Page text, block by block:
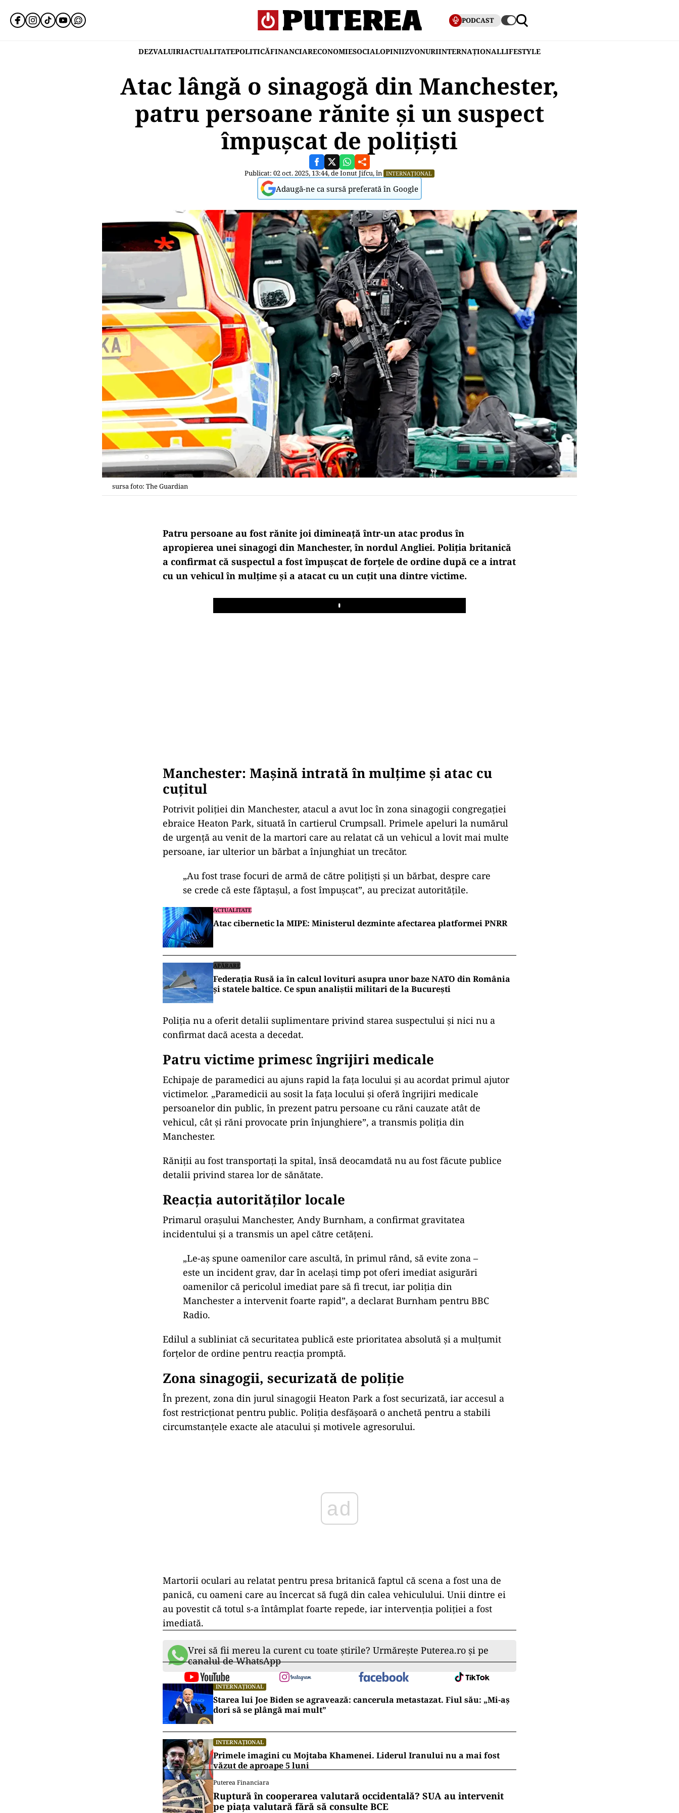
PODCAST
DEZVALUIRIACTUALITATEPOLITICĂFINANCIARECONOMIESOCIALOPINIIZVONURIINTERNAȚIONALLIFESTYLE
Atac lângă o sinagogă din Manchester,
patru persoane rănite și un suspect
împușcat de polițiști
Publicat: 02 oct. 2025, 13:44, deIonut Jifcu, în INTERNAȚIONAL
Adaugă-ne ca sursă preferată în Google
sursa foto: The Guardian
Patru persoane au fost rănite joi dimineață într-un atac produs în
apropierea unei sinagogi din Manchester, în nordul Angliei. Poliția britanică
a confirmat că suspectul a fost împușcat de forțele de ordine după ce a intrat
cu un vehicul în mulțime și a atacat cu un cuțit una dintre victime.
Play
Manchester: Mașină intratăîn mulțime și atac cu
cuțitul
Potrivit poliției din Manchester, atacul a avut loc în zona sinagogii congregației
ebraice Heaton Park, situată în cartierul Crumpsall. Primele apeluri la numărul
de urgență au venit de la martori care au relatat că un vehicul a lovit mai multe
persoane, iar ulterior un bărbat a înjunghiat un trecător.
„Au fost trase focuri de armă de către polițiști și un bărbat, despre care
se crede că este făptașul, a fost împușcat”, au precizat autoritățile.
ACTUALITATE
Atac cibernetic la MIPE: Ministerul dezminte afectarea platformei PNRR
APĂRARE
Federația Rusă ia în calcul lovituri asupra unor baze NATO din România
și statele baltice. Ce spun analiștii militari de la București
Poliția nu a oferit detalii suplimentare privind starea suspectului și nici nu a
confirmat dacă acesta a decedat.
Patru victime primescîngrijiri medicale
Echipaje de paramedici au ajuns rapid la fața locului și au acordat primul ajutor
victimelor. „Paramedicii au sosit la fața locului și oferă îngrijiri medicale
persoanelor din public, în prezent patru persoane cu răni cauzate atât de
vehicul, cât și răni provocate prin înjunghiere”, a transmis poliția din
Manchester.
Răniții au fost transportați la spital, însă deocamdată nu au fost făcute publice
detalii privind starea lor de sănătate.
Reacția autorităților locale
Primarul orașului Manchester, Andy Burnham, a confirmat gravitatea
incidentului și a transmis un apel către cetățeni.
„Le-aș spune oamenilor care ascultă, în primul rând, să evite zona –
este un incident grav, darîn același timp pot oferi imediat asigurări
oamenilor că pericolul imediat pare să fi trecut, iar poliția din
Manchester a intervenit foarte rapid”, a declarat Burnham pentru BBC
Radio.
Edilul a subliniat că securitatea publică este prioritatea absolută și a mulțumit
forțelor de ordine pentru reacția promptă.
Zona sinagogii, securizată de poliție
În prezent, zona din jurul sinagogii Heaton Park a fost securizată, iar accesul a
fost restricționat pentru public. Poliția desfășoară o anchetă pentru a stabili
circumstanțele exacte ale atacului și motivele agresorului.
ad
Martorii oculari au relatat pentru presa britanică faptul că scena a fost una de
panică, cu oameni care au încercat să fugă din calea vehiculului. Unii dintre ei
au povestit că totul s-a întâmplat foarte repede, iar intervenția poliției a fost
imediată.
Vrei să fii mereu la curent cu toate știrile? Urmărește Puterea.ro și pe
canalul de WhatsApp
INTERNAȚIONAL
Starea lui Joe Biden se agravează: cancerula metastazat. Fiul său: „Mi-aș
dori să se plângă mai mult”
INTERNAȚIONAL
Primele imagini cu Mojtaba Khamenei. Liderul Iranului nu a mai fost
văzut de aproape 5 luni
Puterea Financiara
Ruptură în cooperarea valutară occidentală? SUA au intervenit
pe piața valutară fără să consulte BCE